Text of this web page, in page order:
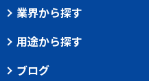
業界から探す
用途から探す
ブログ